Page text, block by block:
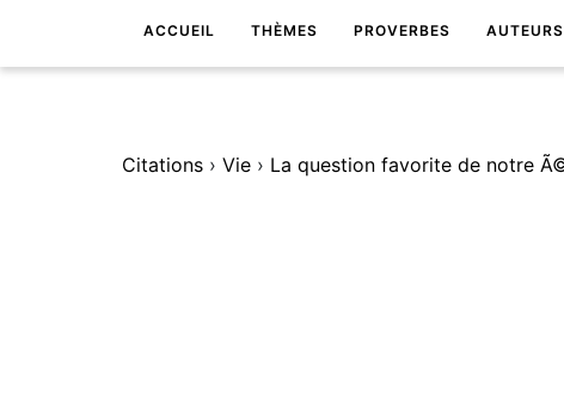
ACCUEIL THÈMES PROVERBES AUTEURS
Citations › Vie ›